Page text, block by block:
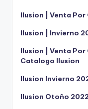
Ilusion | Venta
Ilusion | Invierno
Ilusion | Venta
Catalogo Ilusion
Ilusion Invierno
Ilusion Otoño 2022